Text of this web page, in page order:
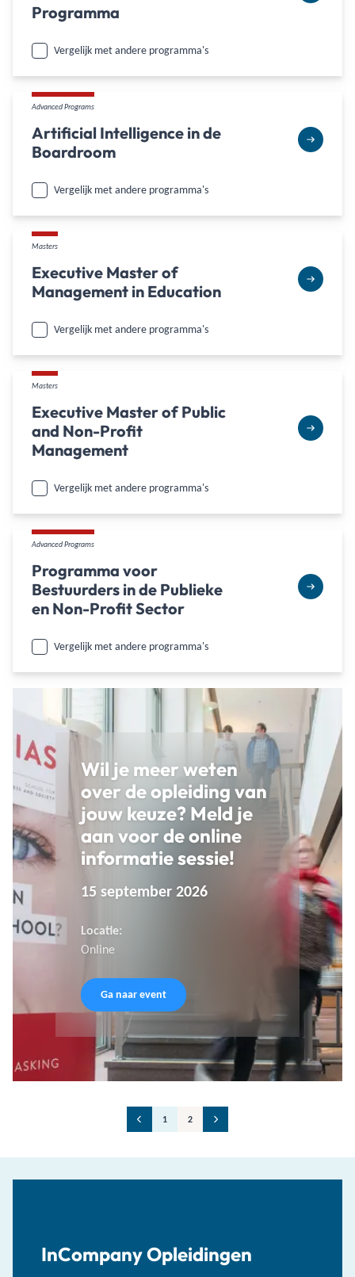
Programma
Vergelijk met andere programma's
Advanced Programs
Artificial Intelligence in de
Boardroom
Vergelijk met andere programma's
Masters
Executive Master of
Management in Education
Vergelijk met andere programma's
Masters
Executive Master of Public
and Non-Profit
Management
Vergelijk met andere programma's
Advanced Programs
Programma voor
Bestuurders in de Publieke
en Non-Profit Sector
Vergelijk met andere programma's
Wil je meer weten
over de opleiding van
jouw keuze? Meld je
aan voor de online
informatie sessie!
15 september 2026
Locatie:
Online
Ga naar event
1 2
InCompany Opleidingen